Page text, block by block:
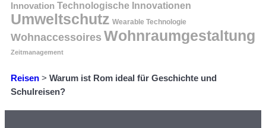
Innovation Technologische Innovationen
Umweltschutz Wearable Technologie
Wohnaccessoires Wohnraumgestaltung
Zeitmanagement
Reisen > Warum ist Rom ideal für Geschichte und
Schulreisen?